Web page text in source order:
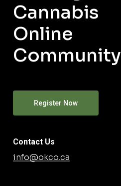
Cannabis
Online
Community
Register Now
Contact Us
info@okco.ca